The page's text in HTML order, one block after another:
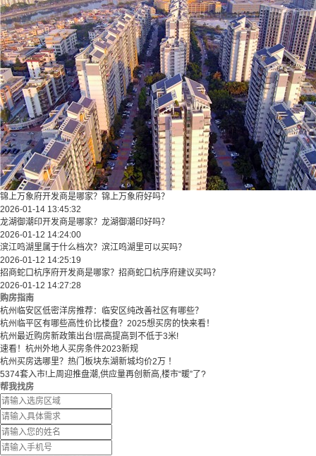
锦上万象府开发商是哪家？锦上万象府好吗？
2026-01-14 13:45:32
龙湖御潮印开发商是哪家？龙湖御潮印好吗？
2026-01-12 14:24:00
滨江鸣湖里属于什么档次？滨江鸣湖里可以买吗？
2026-01-12 14:25:19
招商蛇口杭序府开发商是哪家？招商蛇口杭序府建议买吗？
2026-01-12 14:27:28
购房指南
杭州临安区低密洋房推荐：临安区纯改善社区有哪些？
​​杭州临平区有哪些高性价比楼盘？2025想买房的快来看！​
杭州最近购房新政策出台!层高提高到不低于3米!
速看！杭州外地人买房条件2023新规
杭州买房选哪里？热门板块东湖新城均价2万 ！
5374套入市!上周迎推盘潮,供应量再创新高,楼市“暖”了?
帮我找房